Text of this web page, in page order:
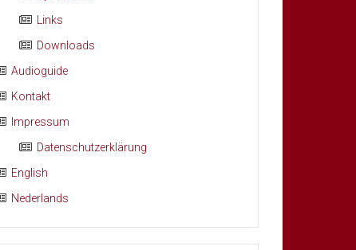
Links
Downloads
Audioguide
Kontakt
Impressum
Datenschutzerklärung
English
Nederlands